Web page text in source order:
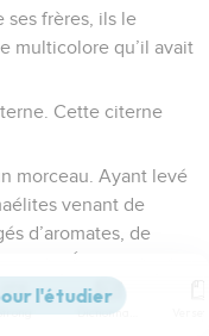
ses frères, ils le
multicolore qu’il avait
Cette citerne
morceau. Ayant levé
venant de
d’aromates, de
avons-nous à tuer